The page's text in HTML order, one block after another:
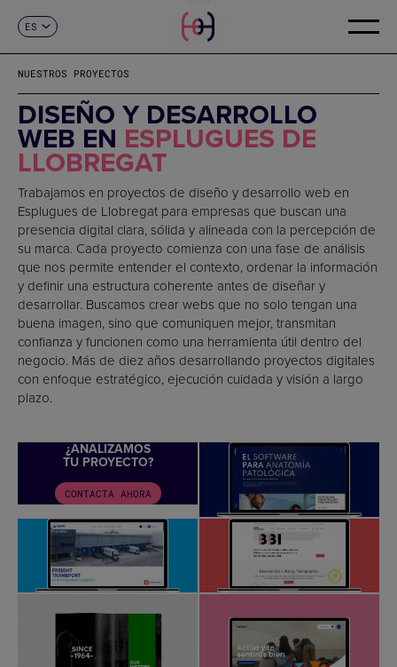
ES
FR
DE
IT
PT
CONTACTO
NUESTROS PROYECTOS
DISEÑO Y DESARROLLO
WEB EN ESPLUGUES DE
LLOBREGAT
Trabajamos en proyectos de diseño y desarrollo web en
Esplugues de Llobregat para empresas que buscan una
presencia digital clara, sólida y alineada con la percepción de
su marca. Cada proyecto comienza con una fase de análisis
que nos permite entender el contexto, ordenar la información
y definir una estructura coherente antes de diseñar y
desarrollar. Buscamos crear webs que no solo tengan una
buena imagen, sino que comuniquen mejor, transmitan
confianza y funcionen como una herramienta útil dentro del
negocio. Más de diez años desarrollando proyectos digitales
con enfoque estratégico, ejecución cuidada y visión a largo
plazo.
¿ANALIZAMOS
TU PROYECTO?
CONTACTA AHORA